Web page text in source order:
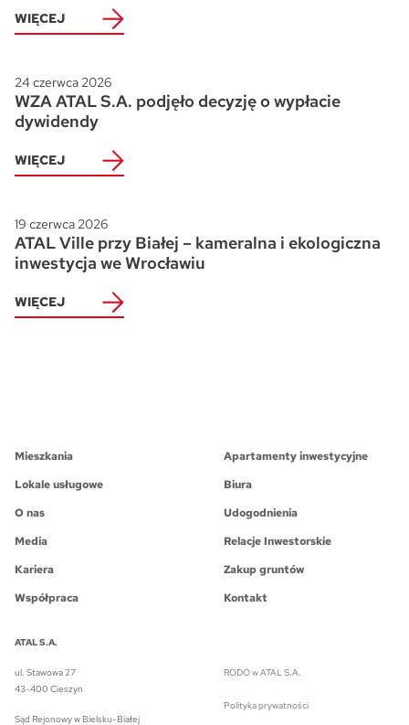
WIĘCEJ
24 czerwca 2026
WZA ATAL S.A. podjęło decyzję o wypłacie
dywidendy
WIĘCEJ
19 czerwca 2026
ATAL Ville przy Białej – kameralna i ekologiczna
inwestycja we Wrocławiu
WIĘCEJ
Mieszkania
Apartamenty inwestycyjne
Lokale usługowe
Biura
O nas
Udogodnienia
Media
Relacje Inwestorskie
Kariera
Zakup gruntów
Współpraca
Kontakt
ATAL S.A.
ul. Stawowa 27
43-400 Cieszyn
Sąd Rejonowy w Bielsku-Białej
RODO w ATAL S.A.
Polityka prywatności